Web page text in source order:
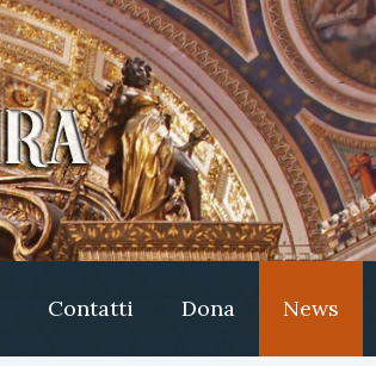
Contatti Dona News